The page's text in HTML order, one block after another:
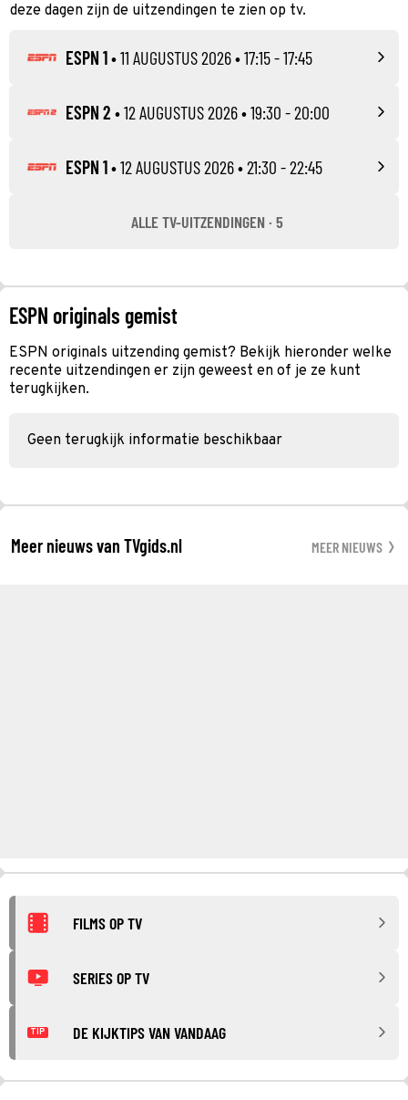
deze dagen zijn de uitzendingen te zien op tv.
ESPN 1•11 AUGUSTUS 2026• 17:15 - 17:45
ESPN 2 •12 AUGUSTUS 2026• 19:30 - 20:00
ESPN 1•12 AUGUSTUS 2026• 21:30 - 22:45
ALLE TV-UITZENDINGEN · 5
ESPN originals gemist
ESPN originals uitzending gemist? Bekijk hieronder welke
recente uitzendingen er zijn geweest en of je ze kunt
terugkijken.
Geen terugkijk informatie beschikbaar
Meer nieuws van TVgids.nl MEER NIEUWS
FILMS OP TV
SERIES OP TV
TIP DE KIJKTIPS VAN VANDAAG